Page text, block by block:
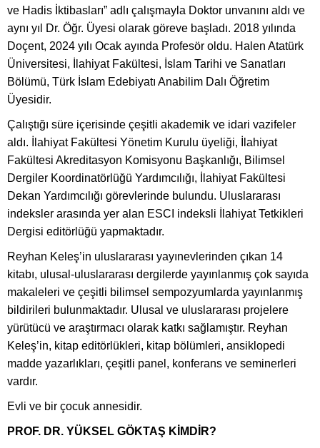
ve Hadis İktibasları” adlı çalışmayla Doktor unvanını aldı ve
aynı yıl Dr. Öğr. Üyesi olarak göreve başladı. 2018 yılında
Doçent, 2024 yılı Ocak ayında Profesör oldu. Halen Atatürk
Üniversitesi, İlahiyat Fakültesi, İslam Tarihi ve Sanatları
Bölümü, Türk İslam Edebiyatı Anabilim Dalı Öğretim
Üyesidir.
Çalıştığı süre içerisinde çeşitli akademik ve idari vazifeler
aldı. İlahiyat Fakültesi Yönetim Kurulu üyeliği, İlahiyat
Fakültesi Akreditasyon Komisyonu Başkanlığı, Bilimsel
Dergiler Koordinatörlüğü Yardımcılığı, İlahiyat Fakültesi
Dekan Yardımcılığı görevlerinde bulundu. Uluslararası
indeksler arasında yer alan ESCI indeksli İlahiyat Tetkikleri
Dergisi editörlüğü yapmaktadır.
Reyhan Keleş’in uluslararası yayınevlerinden çıkan 14
kitabı, ulusal-uluslararası dergilerde yayınlanmış çok sayıda
makaleleri ve çeşitli bilimsel sempozyumlarda yayınlanmış
bildirileri bulunmaktadır. Ulusal ve uluslararası projelere
yürütücü ve araştırmacı olarak katkı sağlamıştır. Reyhan
Keleş’in, kitap editörlükleri, kitap bölümleri, ansiklopedi
madde yazarlıkları, çeşitli panel, konferans ve seminerleri
vardır.
Evli ve bir çocuk annesidir.
PROF. DR. YÜKSEL GÖKTAŞ KİMDİR?